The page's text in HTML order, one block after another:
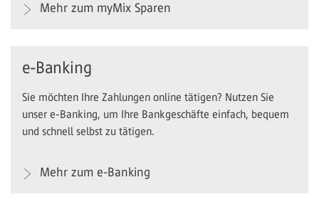
Mehr zum myMix Sparen
e-Banking
Sie möchten Ihre Zahlungen online tätigen? Nutzen Sie
unser e-Banking, um Ihre Bankgeschäfte einfach, bequem
und schnell selbst zu tätigen.
Mehr zum e-Banking